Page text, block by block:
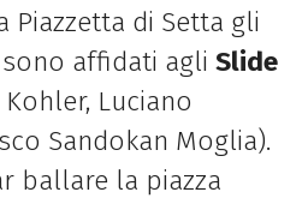
Piazzetta di Setta gli
affidati agli Slide
Luciano
Sandokan Moglia).
ballare la piazza